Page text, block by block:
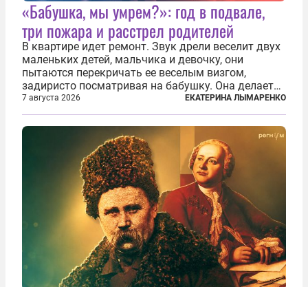
«Бабушка, мы умрем?»: год в подвале,
три пожара и расстрел родителей
В квартире идет ремонт. Звук дрели веселит двух
маленьких детей, мальчика и девочку, они
пытаются перекричать ее веселым визгом,
задиристо посматривая на бабушку. Она делает
им замечание, но внуки чувствуют, что она
сердится невсерьез. И это правда: дрель, конечно,
сверлит противно, но всё...
7 августа 2026 ЕКАТЕРИНА ЛЫМАРЕНКО